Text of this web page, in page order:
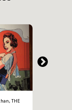
THE